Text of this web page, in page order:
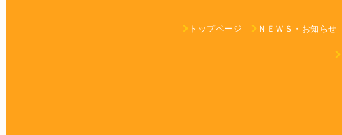
トップページ ＮＥＷＳ・お知らせ